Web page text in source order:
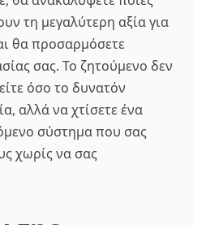
τη μεγαλύτερη αξία για
θα προσαρμόσετε
σας. Το ζητούμενο δεν
όσο το δυνατόν
αλλά να χτίσετε ένα
σύστημα που σας
χωρίς να σας